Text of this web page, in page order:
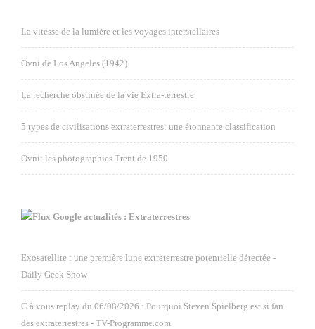
La vitesse de la lumière et les voyages interstellaires
Ovni de Los Angeles (1942)
La recherche obstinée de la vie Extra-terrestre
5 types de civilisations extraterrestres: une étonnante classification
Ovni: les photographies Trent de 1950
Google actualités : Extraterrestres
Exosatellite : une première lune extraterrestre potentielle détectée -
Daily Geek Show
C à vous replay du 06/08/2026 : Pourquoi Steven Spielberg est si fan
des extraterrestres - TV-Programme.com